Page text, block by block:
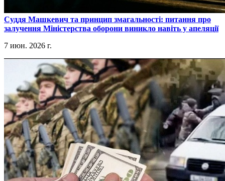
​Суддя Машкевич та принцип змагальності: питання про
залучення Міністерства оборони виникло навіть у апеляції
7 июн. 2026 г.